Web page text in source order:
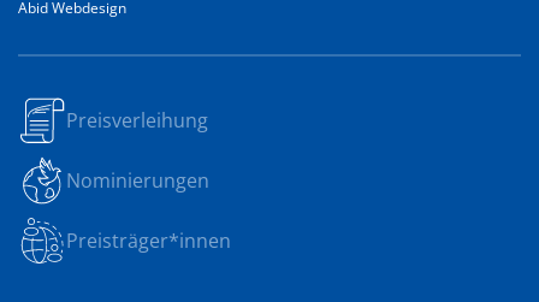
Abid Webdesign
Preisverleihung
Nominierungen
Preisträger*innen